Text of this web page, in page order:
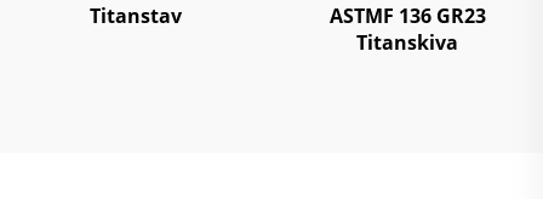
Titanstav
ASTMF 136 GR23
Titanskiva